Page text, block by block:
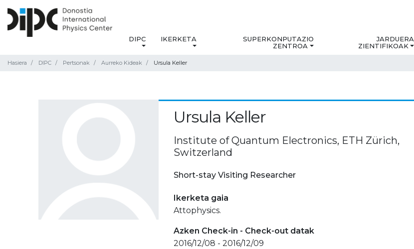
DIPC IKERKETA
SUPERKONPUTAZIO
ZENTROA
JARDUERA
ZIENTIFIKOAK
Hasiera DIPC Pertsonak Aurreko Kideak Ursula Keller
Ursula Keller
Institute of Quantum Electronics, ETH Zürich,
Switzerland
Short-stay Visiting Researcher
Ikerketa gaia
Attophysics.
Azken Check-in - Check-out datak
2016/12/08 - 2016/12/09